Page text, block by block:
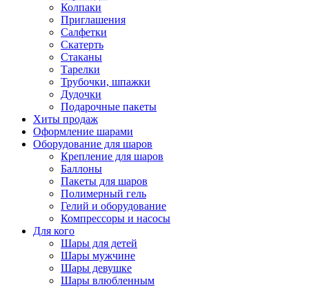
Колпаки
Приглашения
Салфетки
Скатерть
Стаканы
Тарелки
Трубочки, шпажки
Дудочки
Подарочные пакеты
Хиты продаж
Оформление шарами
Оборудование для шаров
Крепление для шаров
Баллоны
Пакеты для шаров
Полимерный гель
Гелий и оборудование
Компрессоры и насосы
Для кого
Шары для детей
Шары мужчине
Шары девушке
Шары влюбленным